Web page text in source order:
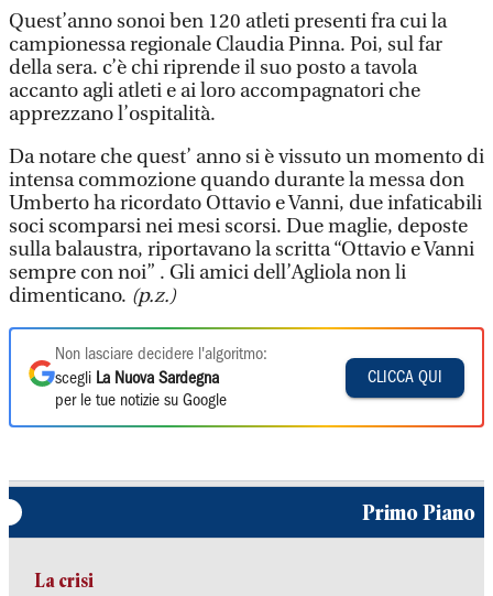
Quest’anno sonoi ben 120 atleti presenti fra cui la
campionessa regionale Claudia Pinna. Poi, sul far
della sera. c’è chi riprende il suo posto a tavola
accanto agli atleti e ai loro accompagnatori che
apprezzano l’ospitalità.
Da notare che quest’ anno si è vissuto un momento di
intensa commozione quando durante la messa don
Umberto ha ricordato Ottavio e Vanni, due infaticabili
soci scomparsi nei mesi scorsi. Due maglie, deposte
sulla balaustra, riportavano la scritta “Ottavio e Vanni
sempre con noi” . Gli amici dell’Agliola non li
dimenticano. (p.z.)
Non lasciare decidere l'algoritmo:
scegli La Nuova Sardegna
per le tue notizie su Google
CLICCA QUI
Primo Piano
La crisi